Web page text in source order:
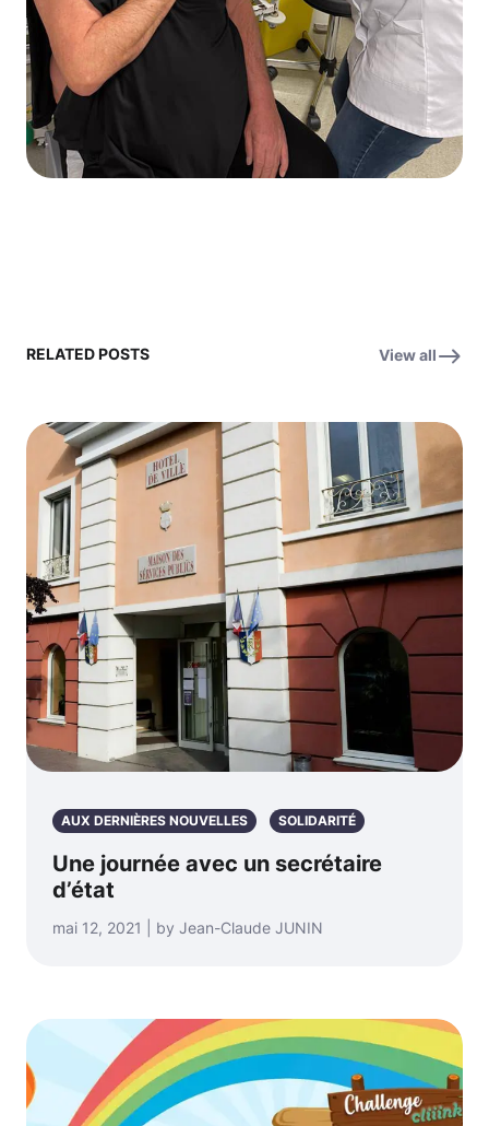
RELATED POSTS View all
AUX DERNIÈRES NOUVELLES SOLIDARITÉ
Une journée avec un secrétaire
d’état
mai 12, 2021 | by Jean-Claude JUNIN